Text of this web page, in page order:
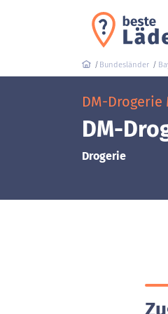
Bundesländer
DM-
DM-
Drogerie